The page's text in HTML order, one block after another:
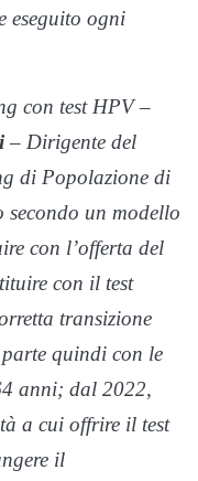
eseguito ogni
con test HPV –
– Dirigente del
di Popolazione di
un modello
con l’offerta del
con il test
transizione
quindi con le
anni; dal 2022,
a cui offrire il test
il